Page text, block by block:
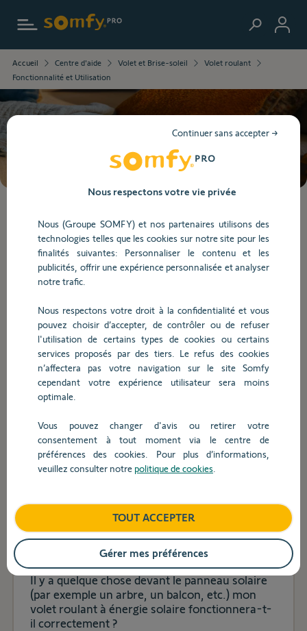
informations
que
vous
avez
naviguer
Accueil Centre d'aide Volet et Brise-soleil
Volet roulant
Fonctionnalité et Utilisation
Besoin d’aide ?
saisit
valeurs
barre
recherche,
suggestions
s'affichent
automatiquement
faciliter
sélection.
Fonctionnalité et Utilisation
Comment puis-je savoir que ma batterie de
volets roulants à alimentation solaire est
déchargée?
Il n’y a pas de soleil direct sur mes fenêtres (p.
ex., orienté au nord) mon volet roulant à
énergie solaire fonctionnerait-il correctement?
Qu’est-ce qui est mieux pour l’environnement :
volets roulants solaires ou électriques
standard ?
Il y a quelque chose devant le panneau solaire
(par exemple un arbre, un balcon, etc.) mon
volet roulant à énergie solaire fonctionnera-t-
il correctement ?
Nous respectons votre vie privée
Nous (Groupe SOMFY) et nos partenaires utilisons des
technologies telles que les cookies sur notre site pour les
finalités suivantes: Personnaliser le contenu et les
publicités, offrir une expérience personnalisée et analyser
notre trafic.
Nous respectons votre droit à la confidentialité et vous
pouvez choisir d’accepter, de contrôler ou de refuser
l'utilisation de certains types de cookies ou certains
services proposés par des tiers. Le refus des cookies
n’affectera pas votre navigation sur le site Somfy
cependant votre expérience utilisateur sera moins
optimale.
Vous pouvez changer d'avis ou retirer votre
consentement à tout moment via le centre de
préférences des cookies. Pour plus d’informations,
veuillez consulter notre politique de cookies
Continuer sans accepter →
TOUT ACCEPTER
Gérer mes préférences